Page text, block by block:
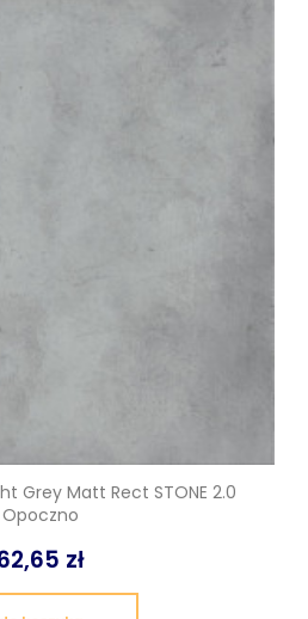
Grey Matt Rect STONE 2.0
Opoczno
zł